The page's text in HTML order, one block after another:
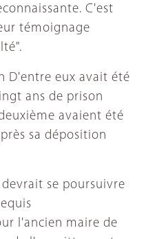
C'est
témoignage
D'entre eux avait été
ans de prison
avaient été
sa déposition
se poursuivre
l'ancien maire de